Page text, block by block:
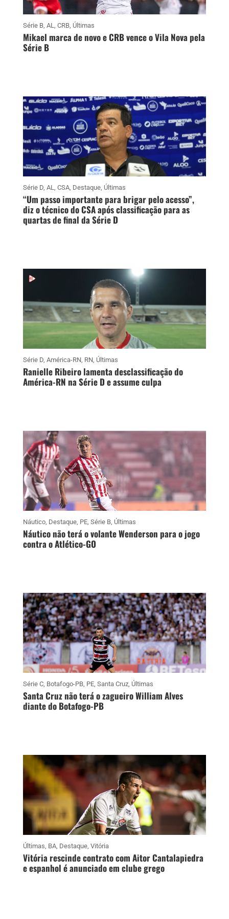
Série B, AL CRB, Últimas
Mikael marca de novo e CRB vence o Vila Nova pela
Série B
Série D, AL CSA, Destaque, Últimas
“Um passo importante para brigar pelo acesso”,
diz o técnico do CSA após classificação para as
quartas de final da Série D
Série D, América-RN, RN, Últimas
Ranielle Ribeiro lamenta desclassificação do
América-RN na Série D e assume culpa
Náutico, Destaque, PE, Série B, Últimas
Náutico não terá o volante Wenderson para o jogo
contra o Atlético-GO
Série C, Botafogo-PB, PE, Santa Cruz, Últimas
Santa Cruz não terá o zagueiro William Alves
diante do Botafogo-PB
Últimas BA, Destaque, Vitória
Vitória rescinde contrato com Aitor Cantalapiedra
e espanhol é anunciado em clube grego